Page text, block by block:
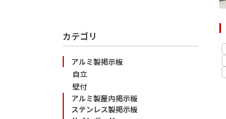
フロートガラス
カテゴリ
アルミ製掲示板
自立
壁付
アルミ製屋内掲示板
ステンレス製掲示板